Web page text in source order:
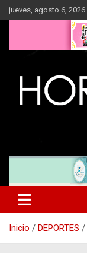
Saltar
al
jueves, agosto 6, 2026
Inicio DEPORTES